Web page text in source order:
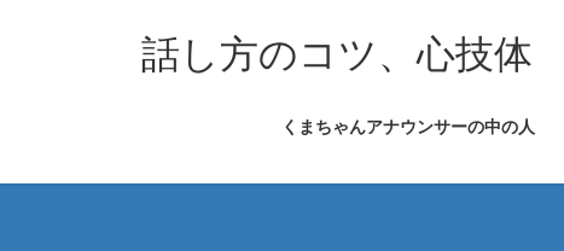
ス
ン
話し方のコツ、心技体
くまちゃんアナウンサーの中の人